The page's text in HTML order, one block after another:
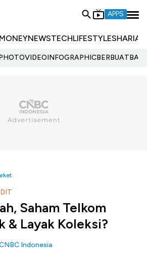
APPS
NEWSTECHLIFESTYLESHARIA
VIDEOINFOGRAPHIC
Saham Telkom
& Layak Koleksi?
Indonesia